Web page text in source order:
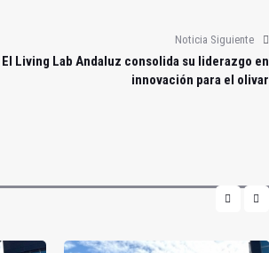
Noticia Siguiente
El Living Lab Andaluz consolida su liderazgo en
innovación para el olivar